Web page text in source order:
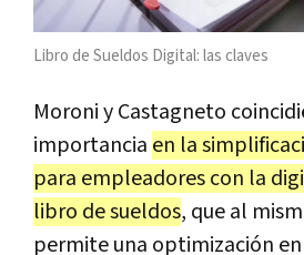
Libro de Sueldos Digital: las claves
Moroni y Castagneto
importancia en la
para empleadores con la
libro de sueldos, que al
permite una optimización